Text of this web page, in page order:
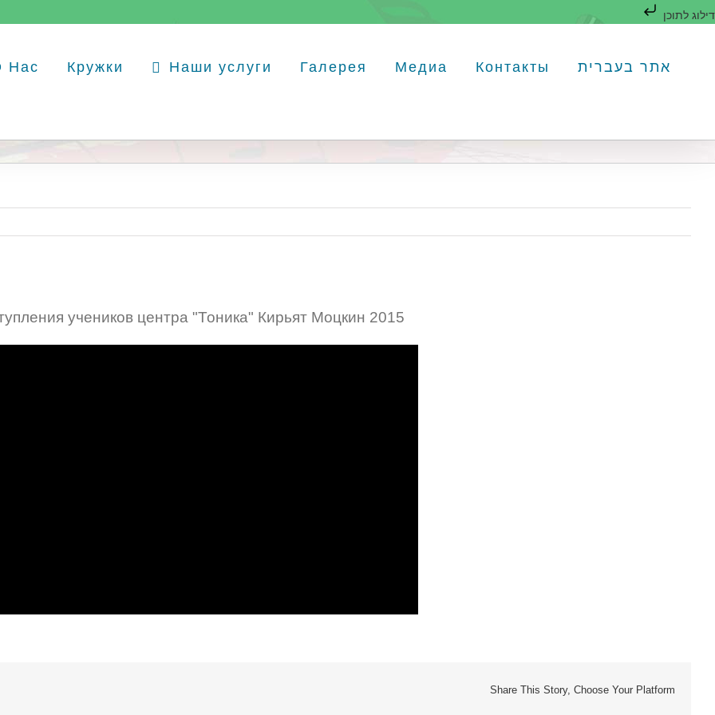
דילוג לתוכן
אתר בעברית Контакты
Медиа
Галерея
Наши услуги
Кружки
Нас
учеников центра "Тоника" Кирьят Моцкин 2015
Share This Story, Choose Your Platform